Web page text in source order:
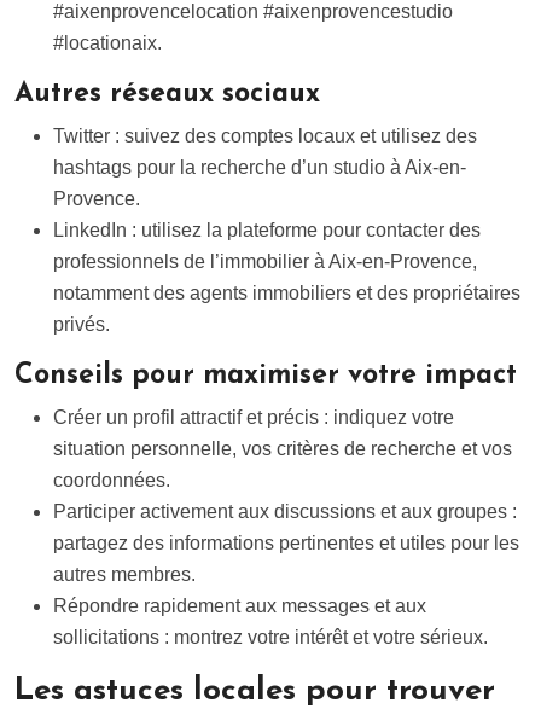
#aixenprovencelocation #aixenprovencestudio
#locationaix.
Autres réseaux sociaux
Twitter : suivez des comptes locaux et utilisez des
hashtags pour la recherche d’un studio à Aix-en-
Provence.
LinkedIn : utilisez la plateforme pour contacter des
professionnels de l’immobilier à Aix-en-Provence,
notamment des agents immobiliers et des propriétaires
privés.
Conseils pour maximiser votre impact
Créer un profil attractif et précis : indiquez votre
situation personnelle, vos critères de recherche et vos
coordonnées.
Participer activement aux discussions et aux groupes :
partagez des informations pertinentes et utiles pour les
autres membres.
Répondre rapidement aux messages et aux
sollicitations : montrez votre intérêt et votre sérieux.
Les astuces locales pour trouver